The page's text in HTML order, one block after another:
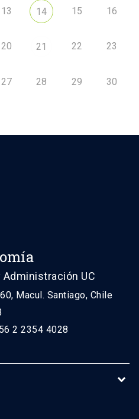
13 14 15 16
20 21 22 23
27 28 29 30
Administración UC
Macul. Santiago, Chile
2 2354 4028